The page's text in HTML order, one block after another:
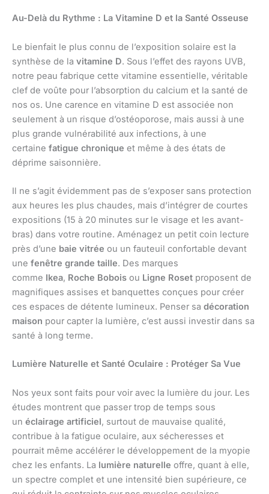
Au-Delà du Rythme : La Vitamine D et la Santé Osseuse
Le bienfait le plus connu de l’exposition solaire est la
synthèse de la vitamine D. Sous l’effet des rayons UVB,
notre peau fabrique cette vitamine essentielle, véritable
clef de voûte pour l’absorption du calcium et la santé de
nos os. Une carence en vitamine D est associée non
seulement à un risque d’ostéoporose, mais aussi à une
plus grande vulnérabilité aux infections, à une
certaine fatigue chronique et même à des états de
déprime saisonnière.
Il ne s’agit évidemment pas de s’exposer sans protection
aux heures les plus chaudes, mais d’intégrer de courtes
expositions (15 à 20 minutes sur le visage et les avant-
bras) dans votre routine. Aménagez un petit coin lecture
près d’une baie vitrée ou un fauteuil confortable devant
une fenêtre grande taille. Des marques
comme Ikea, Roche Bobois ou Ligne Roset proposent de
magnifiques assises et banquettes conçues pour créer
ces espaces de détente lumineux. Penser sa décoration
maison pour capter la lumière, c’est aussi investir dans sa
santé à long terme.
Lumière Naturelle et Santé Oculaire : Protéger Sa Vue
Nos yeux sont faits pour voir avec la lumière du jour. Les
études montrent que passer trop de temps sous
un éclairage artificiel, surtout de mauvaise qualité,
contribue à la fatigue oculaire, aux sécheresses et
pourrait même accélérer le développement de la myopie
chez les enfants. La lumière naturelle offre, quant à elle,
un spectre complet et une intensité bien supérieure, ce